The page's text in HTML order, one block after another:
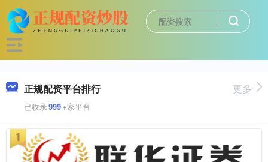
正规配资平台排行
已收录999+家平台
更多